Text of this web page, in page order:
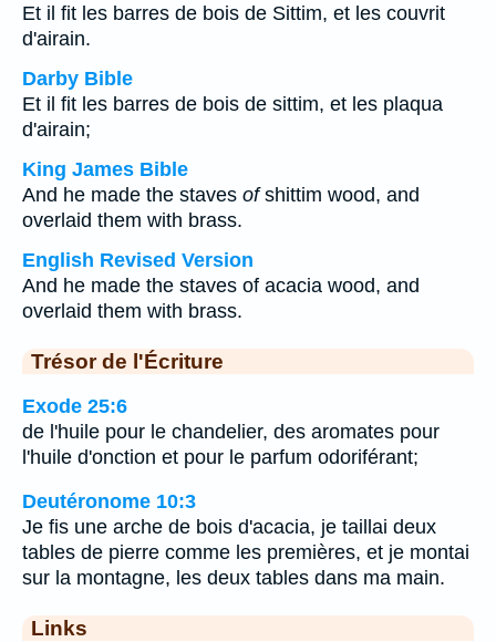
Et il fit les barres de bois de Sittim, et les couvrit
d'airain.
Darby Bible
Et il fit les barres de bois de sittim, et les plaqua
d'airain;
King James Bible
And he made the staves ofshittim wood, and
overlaid them with brass.
English Revised Version
And he made the staves of acacia wood, and
overlaid them with brass.
Trésor de l'Écriture
Exode 25:6
de l'huile pour le chandelier, des aromates pour
l'huile d'onction et pour le parfum odoriférant;
Deutéronome 10:3
Je fis une arche de bois d'acacia, je taillai deux
tables de pierre comme les premières, et je montai
sur la montagne, les deux tables dans ma main.
Links